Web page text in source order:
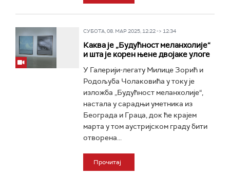
СУБОТА, 08. МАР 2025, 12:22 -> 12:34
Каква је „Будућност меланхолије“
и шта је корен њене двојаке улоге
У Галерији-легату Милице Зорић и
Родољуба Чолаковића у току је
изложба „Будућност меланхолије“,
настала у сарадњи уметника из
Београда и Граца, док ће крајем
марта у том аустријском граду бити
отворена...
Прочитај